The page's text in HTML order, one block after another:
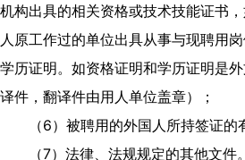
机构出具的相关资格或技术技能证书
人原工作过的单位出具从事与现聘用
学历证明。如资格证明和学历证明是
译件，翻译件由用人单位盖章）；
（6）被聘用的外国人所持签证的
（7）法律、法规规定的其他文件。